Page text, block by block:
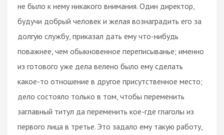
не было к нему никакого внимания. Один директор,
будучи добрый человек и желая вознаградить его за
долгую службу, приказал дать ему что-нибудь
поважнее, чем обыкновенное переписыванье; именно
из готового уже дела велено было ему сделать
какое-то отношение в другое присутственное место;
дело состояло только в том, чтобы переменить
заглавный титул да переменить кое-где глаголы из
первого лица в третье. Это задало ему такую работу,